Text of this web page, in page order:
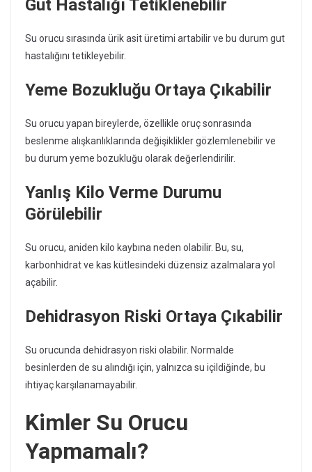
Gut Hastalığı Tetiklenebilir
Su orucu sırasında ürik asit üretimi artabilir ve bu durum gut
hastalığını tetikleyebilir.
Yeme Bozukluğu Ortaya Çıkabilir
Su orucu yapan bireylerde, özellikle oruç sonrasında
beslenme alışkanlıklarında değişiklikler gözlemlenebilir ve
bu durum yeme bozukluğu olarak değerlendirilir.
Yanlış Kilo Verme Durumu
Görülebilir
Su orucu, aniden kilo kaybına neden olabilir. Bu, su,
karbonhidrat ve kas kütlesindeki düzensiz azalmalara yol
açabilir.
Dehidrasyon Riski Ortaya Çıkabilir
Su orucunda dehidrasyon riski olabilir. Normalde
besinlerden de su alındığı için, yalnızca su içildiğinde, bu
ihtiyaç karşılanamayabilir.
Kimler Su Orucu
Yapmamalı?